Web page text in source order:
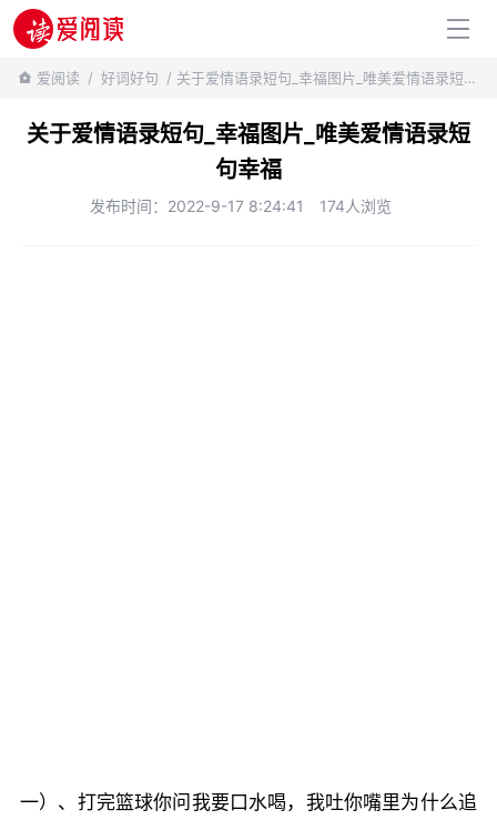
百科知识
爱阅读 / 好词好句 / 关于爱情语录短句_幸福图片_唯美爱情语录短句幸福
关于爱情语录短句_幸福图片_唯美爱情语录短
句幸福
发布时间：2022-9-17 8:24:41 174人浏览
一）、打完篮球你问我要口水喝，我吐你嘴里为什么追